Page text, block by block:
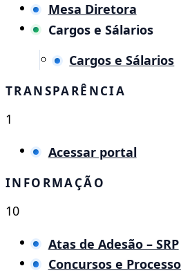
Mesa Diretora
Cargos e Sálarios
Cargos e Sálarios
TRANSPARÊNCIA
1
Acessar portal
INFORMAÇÃO
10
Atas de Adesão – SRP
Concursos e